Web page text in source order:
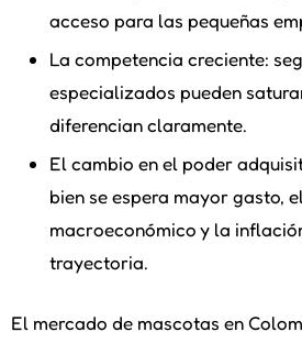
acceso para las pequeñas
La competencia creciente:
especializados pueden
diferencian claramente.
El cambio en el poder
bien se espera mayor gasto,
macroeconómico y la
trayectoria.
El mercado de mascotas en